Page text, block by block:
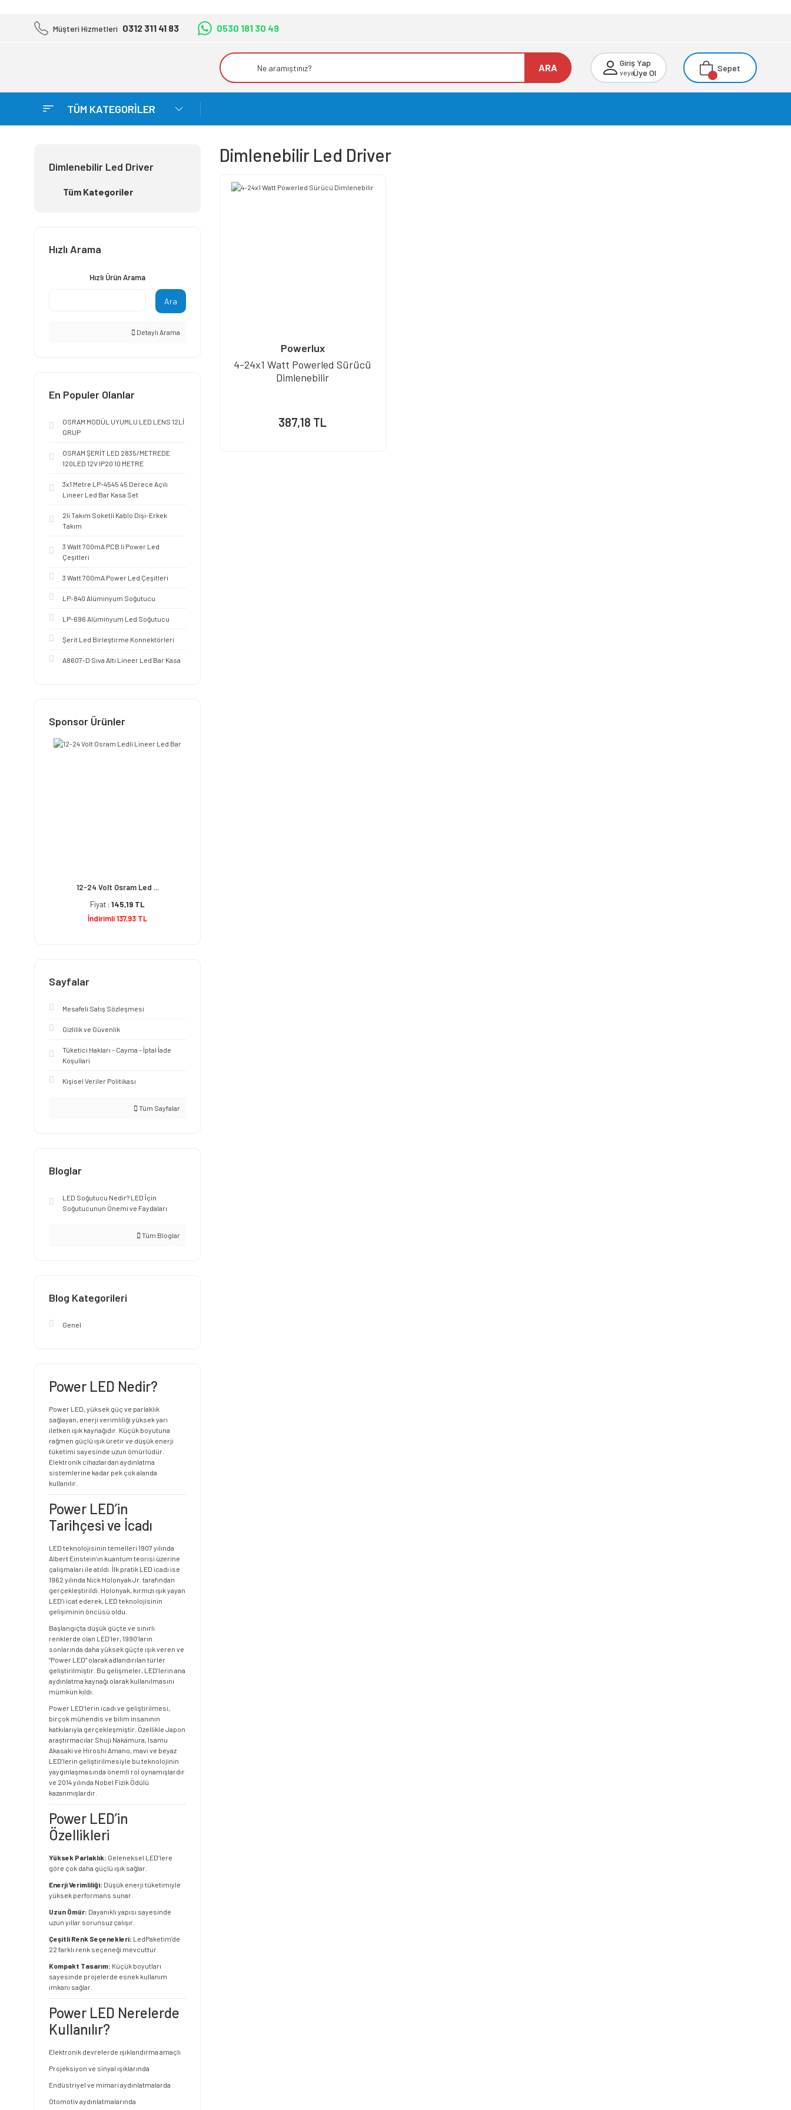
Müşteri Hizmetleri 0312 311 41 83 0530 181 30 49
ARA Giriş Yap
veyaÜye Ol Sepet
TÜM KATEGORİLER
Dimlenebilir Led Driver
Tüm Kategoriler
Hızlı Arama
Hızlı Ürün Arama
Ara
Detaylı Arama
En Populer Olanlar
OSRAM MODÜL UYUMLU LED LENS 12Lİ
GRUP
OSRAM ŞERİT LED 2835/METREDE
120LED 12V IP20 10 METRE
3x1 Metre LP-4545 45 Derece Açılı
Lineer Led Bar Kasa Set
2li Takım Soketli Kablo Dişi-Erkek
Takım
3 Watt 700mA PCB li Power Led
Çeşitleri
3 Watt 700mA Power Led Çeşitleri
LP-840 Alüminyum Soğutucu
LP-696 Alüminyum Led Soğutucu
Şerit Led Birleştirme Konnektörleri
A8607-D Sıva Altı Lineer Led Bar Kasa
Sponsor Ürünler
12-24 Volt Osram Led ...
Fiyat : 145,19 TL
İndirimli 137,93 TL
Sayfalar
Mesafeli Satış Sözleşmesi
Gizlilik ve Güvenlik
Tüketici Hakları – Cayma – İptal İade
Koşullari
Kişisel Veriler Politikası
Tüm Sayfalar
Bloglar
LED Soğutucu Nedir? LED İçin
Soğutucunun Önemi ve Faydaları
Tüm Bloglar
Blog Kategorileri
Genel
Power LED Nedir?
Power LED, yüksek güç ve parlaklık
sağlayan, enerji verimliliği yüksek yarı
iletken ışık kaynağıdır. Küçük boyutuna
rağmen güçlü ışık üretir ve düşük enerji
tüketimi sayesinde uzun ömürlüdür.
Elektronik cihazlardan aydınlatma
sistemlerine kadar pek çok alanda
kullanılır.
Power LED’in
Tarihçesi ve İcadı
LED teknolojisinin temelleri 1907 yılında
Albert Einstein’ın kuantum teorisi üzerine
çalışmaları ile atıldı. İlk pratik LED icadı ise
1962 yılında Nick Holonyak Jr. tarafından
gerçekleştirildi. Holonyak, kırmızı ışık yayan
LED’i icat ederek, LED teknolojisinin
gelişiminin öncüsü oldu.
Başlangıçta düşük güçte ve sınırlı
renklerde olan LED’ler, 1990’ların
sonlarında daha yüksek güçte ışık veren ve
“Power LED” olarak adlandırılan türler
geliştirilmiştir. Bu gelişmeler, LED’lerin ana
aydınlatma kaynağı olarak kullanılmasını
mümkün kıldı.
Power LED’lerin icadı ve geliştirilmesi,
birçok mühendis ve bilim insanının
katkılarıyla gerçekleşmiştir. Özellikle Japon
araştırmacılar Shuji Nakamura, Isamu
Akasaki ve Hiroshi Amano, mavi ve beyaz
LED’lerin geliştirilmesiyle bu teknolojinin
yaygınlaşmasında önemli rol oynamışlardır
ve 2014 yılında Nobel Fizik Ödülü
kazanmışlardır.
Power LED’in
Özellikleri
Yüksek Parlaklık: Geleneksel LED’lere
göre çok daha güçlü ışık sağlar.
Enerji Verimliliği: Düşük enerji tüketimiyle
yüksek performans sunar.
Uzun Ömür: Dayanıklı yapısı sayesinde
uzun yıllar sorunsuz çalışır.
Çeşitli Renk Seçenekleri: LedPaketim’de
22 farklı renk seçeneği mevcuttur.
Kompakt Tasarım: Küçük boyutları
sayesinde projelerde esnek kullanım
imkanı sağlar.
Power LED Nerelerde
Kullanılır?
Elektronik devrelerde ışıklandırma amaçlı
Projeksiyon ve sinyal ışıklarında
Endüstriyel ve mimari aydınlatmalarda
Otomotiv aydınlatmalarında
Dimlenebilir Led Driver
Powerlux
4-24x1 Watt Powerled Sürücü
Dimlenebilir
387,18 TL